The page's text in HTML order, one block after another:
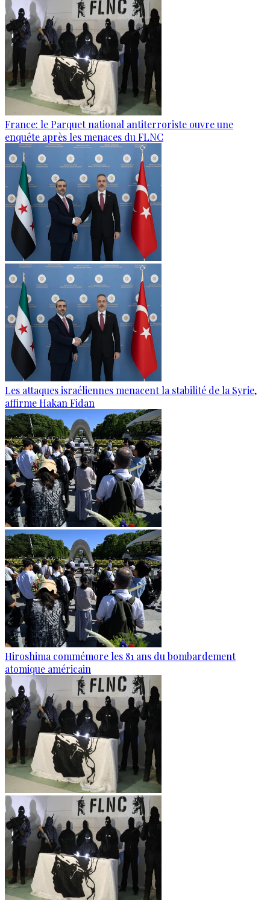
France: le Parquet national antiterroriste ouvre une
enquête après les menaces du FLNC
Les attaques israéliennes menacent la stabilité de la Syrie,
affirme Hakan Fidan
Hiroshima commémore les 81 ans du bombardement
atomique américain